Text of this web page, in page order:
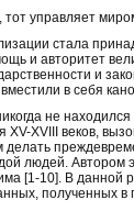
управляет
стала
и авторитет
и
вместили в себя
не
XV-XVIII веков,
людей. Автором
[1-10]. В
полученных